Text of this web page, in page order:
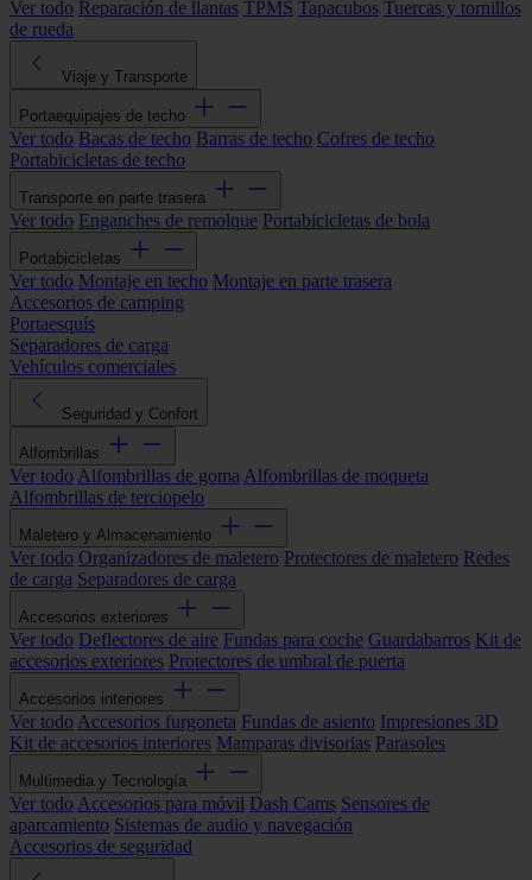
Ver todo Reparación de llantas TPMS Tapacubos Tuercas y tornillos
de rueda
Viaje y Transporte
Portaequipajes de techo
Ver todo Bacas de techo Barras de techo Cofres de techo
Portabicicletas de techo
Transporte en parte trasera
Ver todo Enganches de remolque Portabicicletas de bola
Portabicicletas
Ver todo Montaje en techo Montaje en parte trasera
Accesorios de camping
Portaesquís
Separadores de carga
Vehículos comerciales
Seguridad y Confort
Alfombrillas
Ver todo Alfombrillas de goma Alfombrillas de moqueta
Alfombrillas de terciopelo
Maletero y Almacenamiento
Ver todo Organizadores de maletero Protectores de maletero Redes
de carga Separadores de carga
Accesorios exteriores
Ver todo Deflectores de aire Fundas para coche Guardabarros Kit de
accesorios exteriores Protectores de umbral de puerta
Accesorios interiores
Ver todo Accesorios furgoneta Fundas de asiento Impresiones 3D
Kit de accesorios interiores Mamparas divisorias Parasoles
Multimedia y Tecnología
Ver todo Accesorios para móvil Dash Cams Sensores de
aparcamiento Sistemas de audio y navegación
Accesorios de seguridad